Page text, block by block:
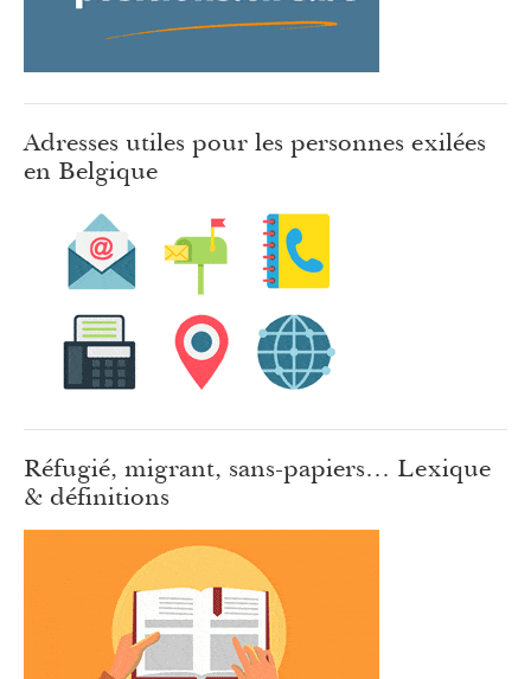
Adresses utiles pour les personnes exilées
en Belgique
Réfugié, migrant, sans-papiers… Lexique
& définitions